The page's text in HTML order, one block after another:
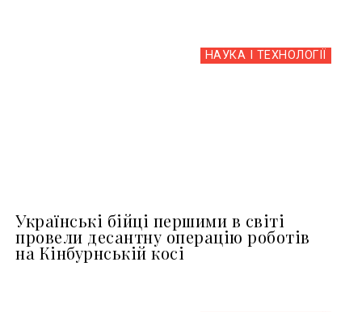
НАУКА І ТЕХНОЛОГІЇ
Українські бійці першими в світі
провели десантну операцію роботів
на Кінбурнській косі